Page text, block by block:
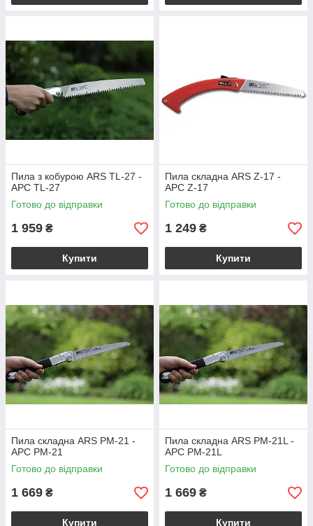
Пила з кобурою ARS TL-27 -
АРС TL-27
Готово до відправки
1 959 ₴
Купити
Пила складна ARS Z-17 -
АРС Z-17
Готово до відправки
1 249 ₴
Купити
Пила складна ARS PM-21 -
АРС PM-21
Готово до відправки
1 669 ₴
Купити
Пила складна ARS PM-21L -
АРС PM-21L
Готово до відправки
1 669 ₴
Купити